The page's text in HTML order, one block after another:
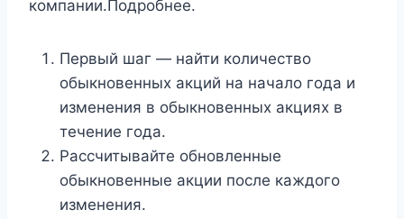
компании.Подробнее.
Первый шаг — найти количество
обыкновенных акций на начало года и
изменения в обыкновенных акциях в
течение года.
Рассчитывайте обновленные
обыкновенные акции после каждого
изменения.